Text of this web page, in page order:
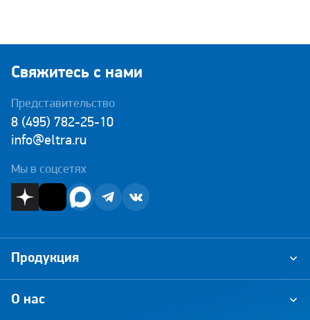
Свяжитесь с нами
Представительство
8 (495) 782-25-10
info@eltra.ru
Мы в соцсетях
О нас
Продукция